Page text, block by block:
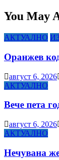
You May
АКТУАЛНО
Оранжев
август 6, 2026
АКТУАЛНО
Вече пета
август 6, 2026
АКТУАЛНО
Нечувана